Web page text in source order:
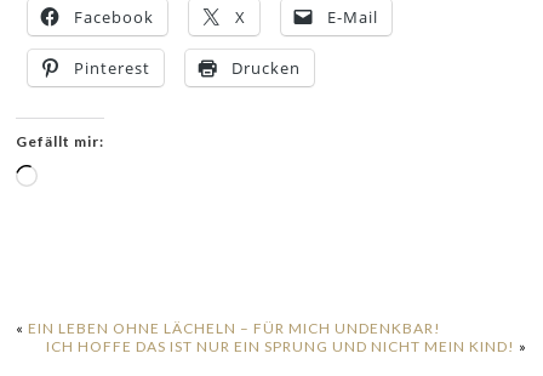
Facebook X E-Mail
Pinterest Drucken
Gefällt mir:
Wird
« EIN LEBEN OHNE LÄCHELN – FÜR MICH UNDENKBAR!
ICH HOFFE DAS IST NUR EIN SPRUNG UND NICHT MEIN KIND! »